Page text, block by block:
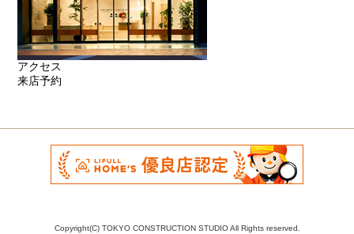
アクセス
来店予約
Copyright(C) TOKYO CONSTRUCTION STUDIO All Rights reserved.